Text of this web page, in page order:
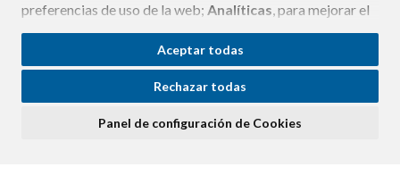
preferencias de uso de la web; Analíticas, para mejorar el
funcionamiento de la web y sus servicios.
Si acepta pulsando el botón“Aceptar todas”
consideramos que acepta su uso. Si pulsa el botón
ninguna acción, se guardarán las cookies técnicas
Aceptar todas
Rechazar todas
Panel de configuración de Cookies